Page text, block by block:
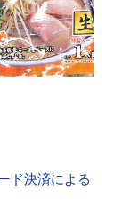
ド決済による